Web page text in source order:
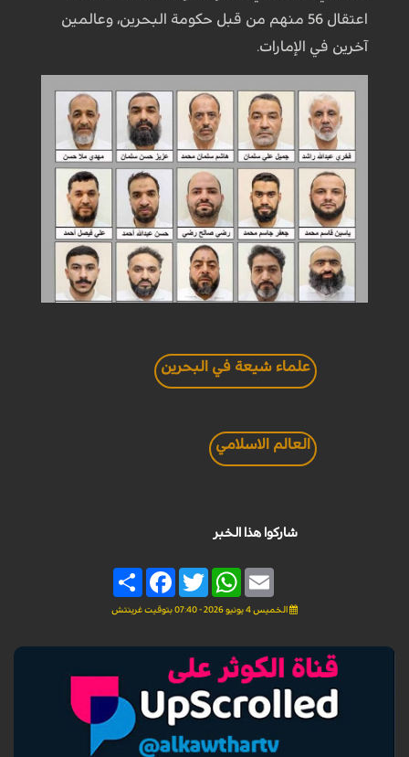
اعتقال 56 منهم من قبل حكومة البحرين، وعالمين
آخرين في الإمارات.
علماء شيعة في البحرين
العالم الاسلامي
شاركوا هذا الخبر
Share
FacebookTwitter
WhatsAppEmail
الخميس 4 يونيو 2026 - 07:40 بتوقيت غرينتش